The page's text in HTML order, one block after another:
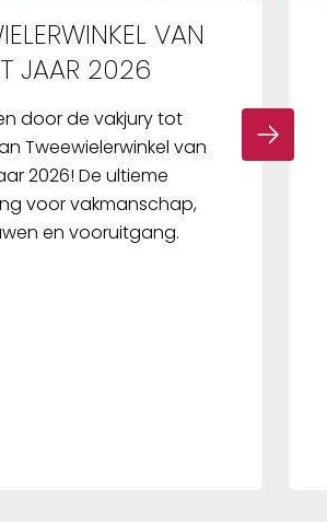
VAN
JAAR 2026
door de vakjury tot
Tweewielerwinkel van
2026! De ultieme
voor vakmanschap,
en vooruitgang.